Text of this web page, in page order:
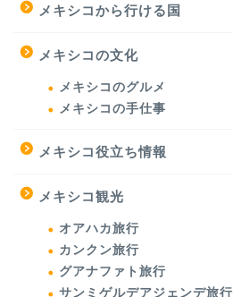
メキシコから行ける国
メキシコの文化
メキシコのグルメ
メキシコの手仕事
メキシコ役立ち情報
メキシコ観光
オアハカ旅行
カンクン旅行
グアナファト旅行
サンミゲルデアジェンデ旅行